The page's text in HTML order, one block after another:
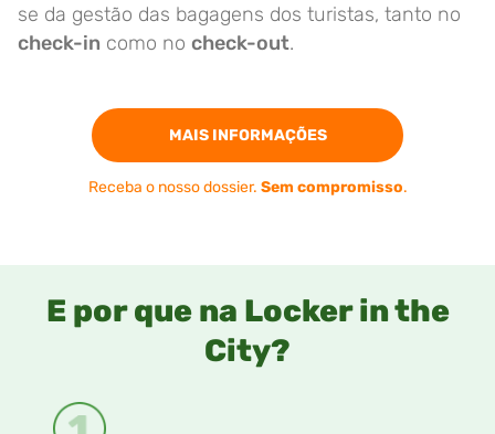
se da gestão das bagagens dos turistas, tanto no
check-in como no check-out.
MAIS INFORMAÇÕES
Receba o nosso dossier. Sem compromisso.
E por que na Locker in the
City?